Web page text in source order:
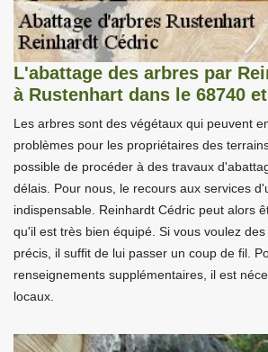
L'abattage des arbres par
à Rustenhart dans le 68740
Les arbres sont des végétaux qui peuvent
problèmes pour les propriétaires des
possible de procéder à des travaux
délais. Pour nous, le recours aux services
indispensable. Reinhardt Cédric peut alors
qu'il est très bien équipé. Si vous voulez
précis, il suffit de lui passer un coup de fil.
renseignements supplémentaires, il est
locaux.